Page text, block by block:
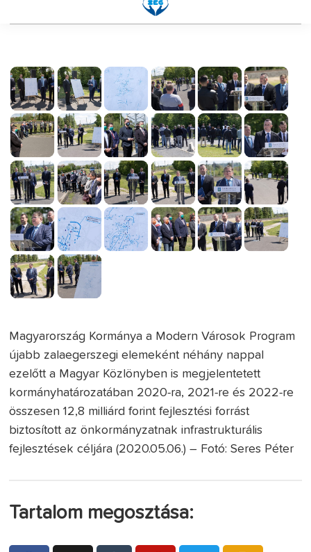
Magyarország Kormánya a Modern Városok Program
újabb zalaegerszegi elemeként néhány nappal
ezelőtt a Magyar Közlönyben is megjelentetett
kormányhatározatában 2020-ra, 2021-re és 2022-re
összesen 12,8 milliárd forint fejlesztési forrást
biztosított az önkormányzatnak infrastrukturális
fejlesztések céljára (2020.05.06.) – Fotó: Seres Péter
Tartalom megosztása: